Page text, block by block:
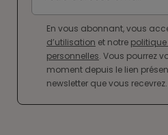
En vous abonnant, vous
d’utilisation et notre
personnelles. Vous pourrez
moment depuis le lien
newsletter que vous recevrez.